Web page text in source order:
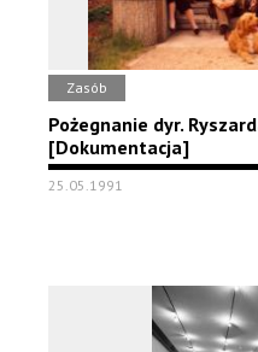
Zasób
Pożegnanie dyr.
[Dokumentacja]
25.05.1991